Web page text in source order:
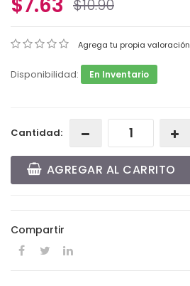
$10.90
Agrega tu propia valoración
Disponibilidad: En Inventario
Cantidad:
AGREGAR AL CARRITO
Compartir